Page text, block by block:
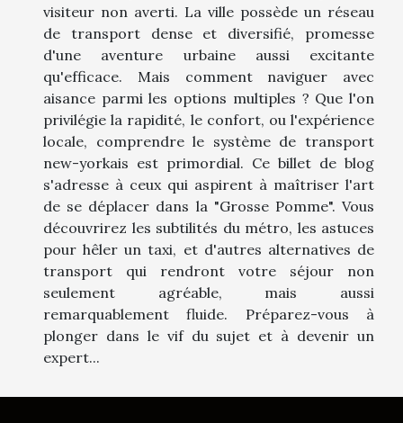
visiteur non averti. La ville possède un réseau
de transport dense et diversifié, promesse
d'une aventure urbaine aussi excitante
qu'efficace. Mais comment naviguer avec
aisance parmi les options multiples ? Que l'on
privilégie la rapidité, le confort, ou l'expérience
locale, comprendre le système de transport
new-yorkais est primordial. Ce billet de blog
s'adresse à ceux qui aspirent à maîtriser l'art
de se déplacer dans la "Grosse Pomme". Vous
découvrirez les subtilités du métro, les astuces
pour hêler un taxi, et d'autres alternatives de
transport qui rendront votre séjour non
seulement agréable, mais aussi
remarquablement fluide. Préparez-vous à
plonger dans le vif du sujet et à devenir un
expert...